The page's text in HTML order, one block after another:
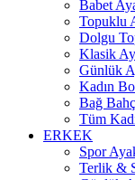
Babet
Topuklu
Dolgu
Klasik
Günlük
Kadın
Bağ
Tüm
ERKEK
Spor
Terlik &